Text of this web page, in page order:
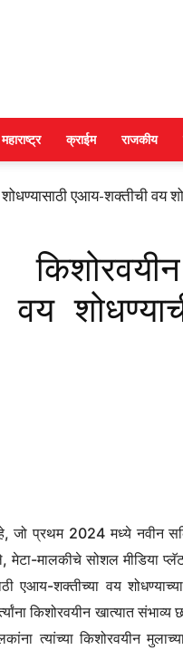
DAINIK
महाराष्ट्र क्राईम राजकीय
एआय-शक्तीची वय
वय
जो प्रथम 2024 मध्ये नवीन
मालकीचे सोशल मीडिया
एआय-शक्तीच्या वय शोधण्याच्या
किशोरवयीन खात्यात संभाव्य
त्यांच्या किशोरवयीन